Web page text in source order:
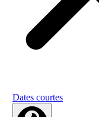
Dates courtes